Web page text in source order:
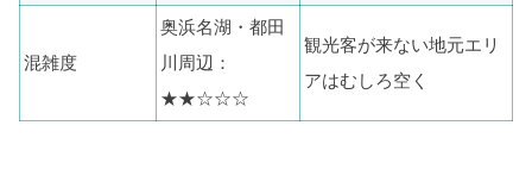
混雑度
奥浜名湖・都田
川周辺：
★★☆☆☆
観光客が来ない地元エリ
アはむしろ空く